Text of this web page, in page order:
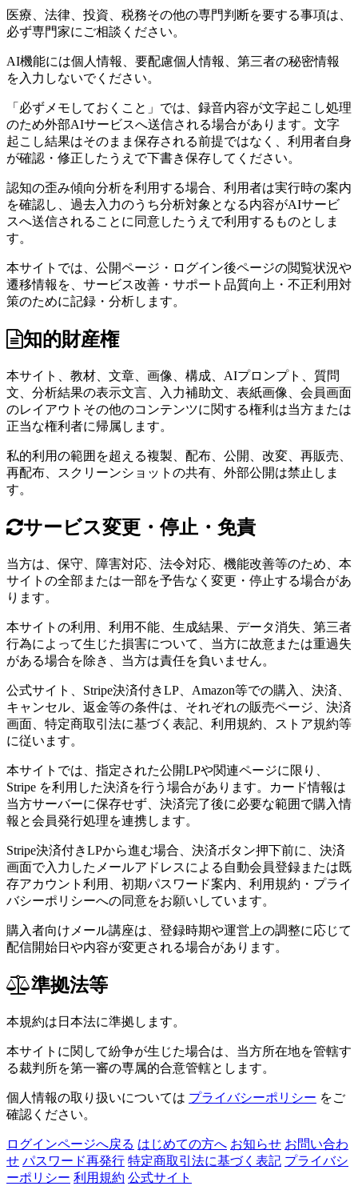
医療、法律、投資、税務その他の専門判断を要する事項は、
必ず専門家にご相談ください。
AI機能には個人情報、要配慮個人情報、第三者の秘密情報
を入力しないでください。
「必ずメモしておくこと」では、録音内容が文字起こし処理
のため外部AIサービスへ送信される場合があります。文字
起こし結果はそのまま保存される前提ではなく、利用者自身
が確認・修正したうえで下書き保存してください。
認知の歪み傾向分析を利用する場合、利用者は実行時の案内
を確認し、過去入力のうち分析対象となる内容がAIサービ
スへ送信されることに同意したうえで利用するものとしま
す。
本サイトでは、公開ページ・ログイン後ページの閲覧状況や
遷移情報を、サービス改善・サポート品質向上・不正利用対
策のために記録・分析します。
知的財産権
本サイト、教材、文章、画像、構成、AIプロンプト、質問
文、分析結果の表示文言、入力補助文、表紙画像、会員画面
のレイアウトその他のコンテンツに関する権利は当方または
正当な権利者に帰属します。
私的利用の範囲を超える複製、配布、公開、改変、再販売、
再配布、スクリーンショットの共有、外部公開は禁止しま
す。
サービス変更・停止・免責
当方は、保守、障害対応、法令対応、機能改善等のため、本
サイトの全部または一部を予告なく変更・停止する場合があ
ります。
本サイトの利用、利用不能、生成結果、データ消失、第三者
行為によって生じた損害について、当方に故意または重過失
がある場合を除き、当方は責任を負いません。
公式サイト、Stripe決済付きLP、Amazon等での購入、決済、
キャンセル、返金等の条件は、それぞれの販売ページ、決済
画面、特定商取引法に基づく表記、利用規約、ストア規約等
に従います。
本サイトでは、指定された公開LPや関連ページに限り、
Stripe を利用した決済を行う場合があります。カード情報は
当方サーバーに保存せず、決済完了後に必要な範囲で購入情
報と会員発行処理を連携します。
Stripe決済付きLPから進む場合、決済ボタン押下前に、決済
画面で入力したメールアドレスによる自動会員登録または既
存アカウント利用、初期パスワード案内、利用規約・プライ
バシーポリシーへの同意をお願いしています。
購入者向けメール講座は、登録時期や運営上の調整に応じて
配信開始日や内容が変更される場合があります。
準拠法等
本規約は日本法に準拠します。
本サイトに関して紛争が生じた場合は、当方所在地を管轄す
る裁判所を第一審の専属的合意管轄とします。
個人情報の取り扱いについては プライバシーポリシー をご
確認ください。
ログインページへ戻る はじめての方へ お知らせ お問い合わ
せ パスワード再発行 特定商取引法に基づく表記 プライバシ
ーポリシー 利用規約 公式サイト